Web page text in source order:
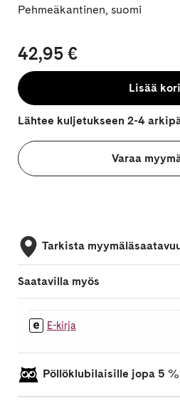
Pehmeäkantinen, suomi
42,95 €
Lisää
Lähtee kuljetukseen 2-4
Varaa
Tarkista
Saatavilla myös
E-kirja
Pöllöklubilaisille jopa 5